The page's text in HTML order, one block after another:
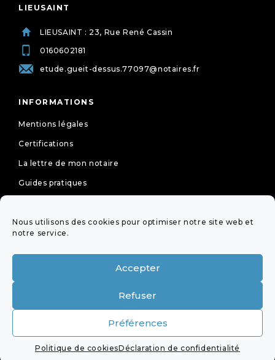
Nous utilisons des cookies pour optimiser notre site web et
notre service.
Accepter
Refuser
Préférences
Politique de cookiesDéclaration de confidentialité
LIEUSAINT
LIEUSAINT : 23, Rue René Cassin
0160602181
etude.gueit-dessus.77097@notaires.fr
INFORMATIONS
Mentions légales
Certifications
La lettre de mon notaire
Guides pratiques
Politique de cookies (UE)
VISIOCONFÉRENCE DE LA PROFESSION